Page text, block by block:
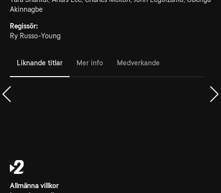
Akinnagbe
Regissör:
Ry Russo-Young
Liknande titlar Mer info Medverkande
Allmänna villkor